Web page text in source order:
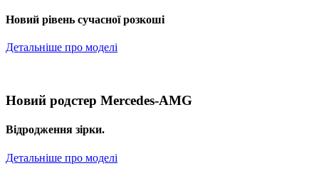
Новий рівень сучасної розкоші
Детальніше про моделі
Новий родстер Mercedes-AMG
Відродження зірки.
Детальніше про моделі